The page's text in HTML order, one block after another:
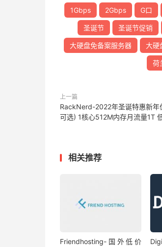
1Gbps 2Gbps G口
圣诞节 圣诞节促销
大硬盘免备案服务器 大硬
荷
上一篇
RackNerd-2022年圣诞特惠新年
可选) 1核心512M内存月流量1T
相关推荐
Friendhosting-国外低价